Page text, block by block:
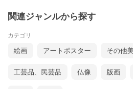
関連ジャンルから探す
カテゴリ
絵画 アートポスター その他
工芸品、民芸品 仏像 版画